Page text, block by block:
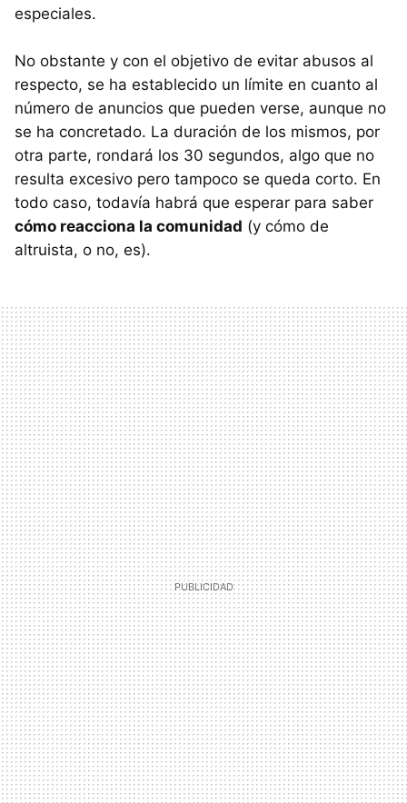
especiales.
No obstante y con el objetivo de evitar abusos al
respecto, se ha establecido un límite en cuanto al
número de anuncios que pueden verse, aunque no
se ha concretado. La duración de los mismos, por
otra parte, rondará los 30 segundos, algo que no
resulta excesivo pero tampoco se queda corto. En
todo caso, todavía habrá que esperar para saber
cómo reacciona la comunidad (y cómo de
altruista, o no, es).